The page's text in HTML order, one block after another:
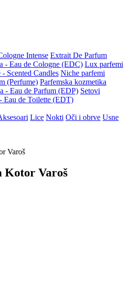
Intense Extrait De Parfum
- Eau de Cologne (EDC) Lux parfemi
Scented Candles Niche parfemi
(Perfume) Parfemska kozmetika
- Eau de Parfum (EDP) Setovi
Eau de Toilette (EDT)
Lice Nokti Oči i obrve Usne
Varoš
Kotor Varoš